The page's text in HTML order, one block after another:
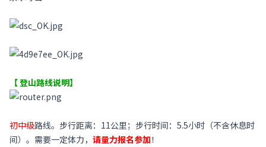
【 登山路线说明】
初中级路线。步行距离：11公里；步行时间：5.5小时（不含休息时
间）。需要一定体力， 请量力报名参加！